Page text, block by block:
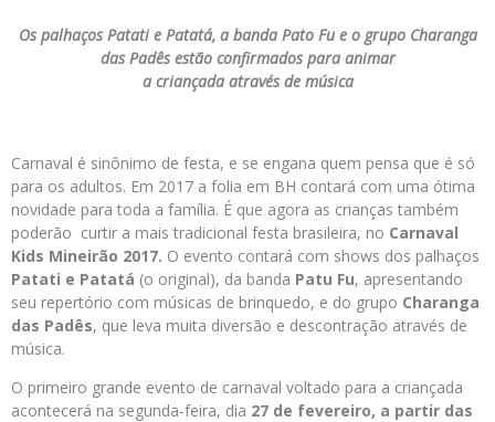
Os palhaços Patati e Patatá, a banda Pato Fu e o grupo Charanga
das Padês estão confirmados para animar
a criançada através de música
Carnaval é sinônimo de festa, e se engana quem pensa que é só
para os adultos. Em 2017 a folia em BH contará com uma ótima
novidade para toda a família. É que agora as crianças também
poderão curtir a mais tradicional festa brasileira, no Carnaval
Kids Mineirão 2017. O evento contará com shows dos palhaços
Patati e Patatá (o original), da banda Patu Fu, apresentando
seu repertório com músicas de brinquedo, e do grupo Charanga
das Padês, que leva muita diversão e descontração através de
música.
O primeiro grande evento de carnaval voltado para a criançada
acontecerá na segunda-feira, dia 27 de fevereiro, a partir das